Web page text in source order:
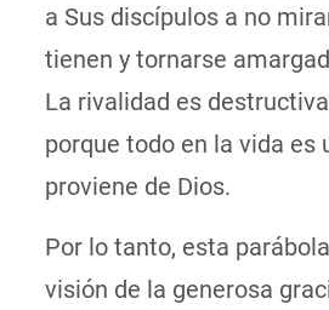
a Sus discípulos a no
tienen y tornarse
La rivalidad es
porque todo en la vida es
proviene de Dios.
Por lo tanto, esta
visión de la generosa